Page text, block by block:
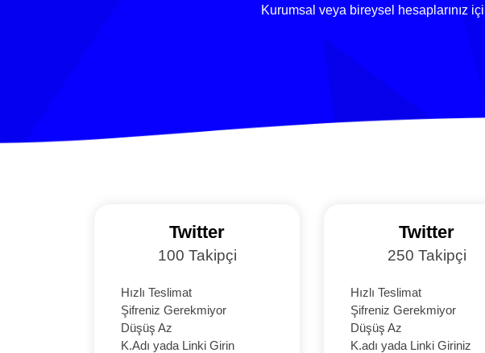
Kurumsal veya bireysel hesaplarınız
Twitter
100 Takipçi
Hızlı Teslimat
Şifreniz Gerekmiyor
Düşüş Az
K.Adı yada Linki Girin
Twitter
250 Takipçi
Hızlı Teslimat
Şifreniz Gerekmiyor
Düşüş Az
K.adı yada Linki Giriniz